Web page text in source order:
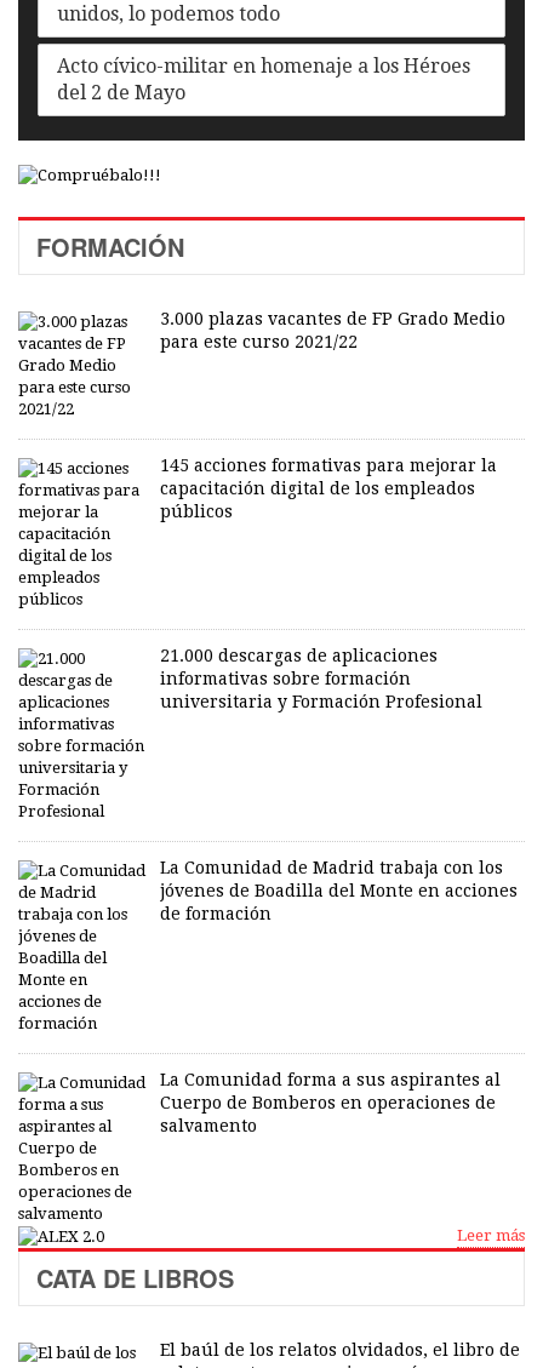
unidos, lo podemos todo
Acto cívico-militar en homenaje a los Héroes
del 2 de Mayo
FORMACIÓN
3.000 plazas vacantes de FP Grado Medio
para este curso 2021/22
145 acciones formativas para mejorar la
capacitación digital de los empleados
públicos
21.000 descargas de aplicaciones
informativas sobre formación
universitaria y Formación Profesional
La Comunidad de Madrid trabaja con los
jóvenes de Boadilla del Monte en acciones
de formación
La Comunidad forma a sus aspirantes al
Cuerpo de Bomberos en operaciones de
salvamento
Leer más
CATA DE LIBROS
El baúl de los relatos olvidados, el libro de